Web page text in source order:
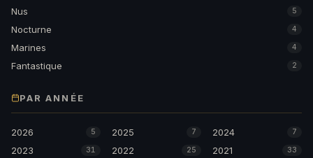
Nus 5
Nocturne 4
Marines 4
Fantastique 2
PAR ANNÉE
2026 5 2025 7 2024 7
2023 31 2022 25 2021 33